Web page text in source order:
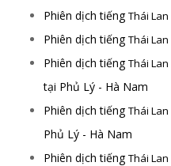
Phiên dịch tiếngThái Lan
Phiên dịch tiếngThái Lan
Phiên dịch tiếngThái Lan
tại Phủ Lý - Hà Nam
Phiên dịch tiếngThái Lan
Phủ Lý - Hà Nam
Phiên dịch tiếngThái Lan